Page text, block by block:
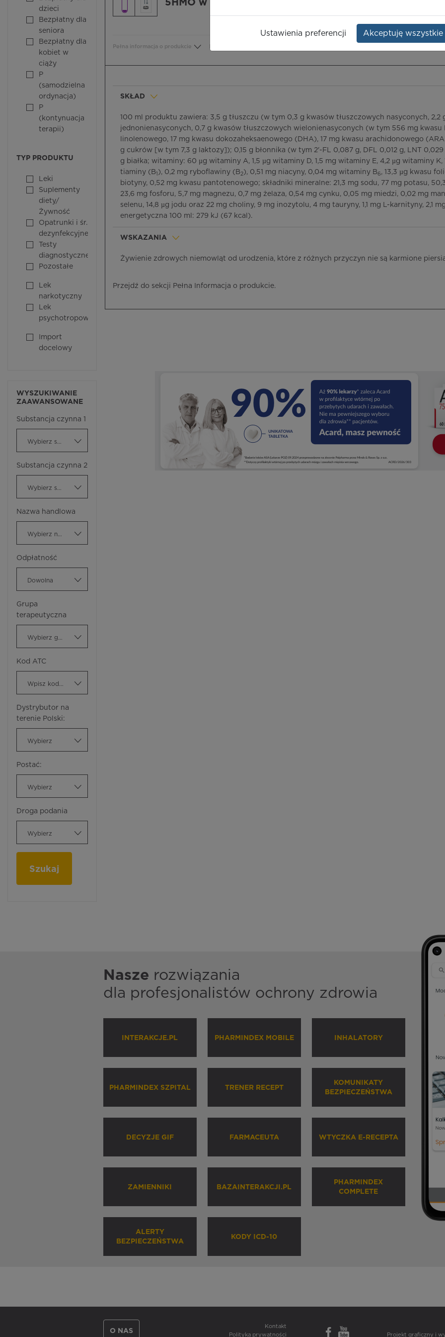
dzieci
Bezpłatny dla
seniora
Bezpłatny dla
kobiet w
ciąży
P
(samodzielna
ordynacja)
P
(kontynuacja
terapii)
TYP PRODUKTU
Leki
Suplementy
diety/
Żywność
Opatrunki i śr.
dezynfekcyjne
Testy
diagnostyczne
Pozostałe
Lek
narkotyczny
Lek
psychotropowy
Import
docelowy
WYSZUKIWANIE
ZAAWANSOWANE
Substancja czynna 1
Substancja czynna 2
Nazwa handlowa
Odpłatność
Dowolna
Grupa
terapeutyczna
Kod ATC
Dystrybutor na
terenie Polski:
Wybierz
Postać:
Wybierz
Droga podania
Wybierz
Szukaj
5HMO w płynie
Pełna informacja o produkcie
SKŁAD
100 ml produktu zawiera: 3,5 g tłuszczu (w tym 0,3 g kwasów tłuszczowych nasyconych, 2,2
jednonienasyconych, 0,7 g kwasów tłuszczowych wielonienasyconych (w tym 556 mg
linolenowego, 17 mg kwasu dokozaheksaenowego (DHA), 17 mg kwasu arachidonowego
g cukrów [w tym 7,3 g laktozy]); 0,15 g błonnika (w tym 2'-FL 0,087 g, DFL 0,012 g, LNT 0,029
g białka; witaminy: 60 µg witaminy A, 1,5 µg witaminy D, 1,5 mg witaminy E, 4,2 µg witaminy
tiaminy (B ), 0,2 mg ryboflawiny (B 2), 0,51 mg niacyny, 0,04 mg witaminy B6 , 13,3 µg kwasu
biotyny, 0,52 mg kwasu pantotenowego; składniki mineralne: 21,3 mg sodu, 77 mg potasu,
23,6 mg fosforu, 5,7 mg magnezu, 0,7 mg żelaza, 0,54 mg cynku, 0,05 mg miedzi, 0,02 mg
selenu, 14,8 µg jodu oraz 22 mg choliny, 9 mg inozytolu, 4 mg tauryny, 1,1 mg L-karnityny, 2,1
energetyczna 100 ml: 279 kJ (67 kcal).
WSKAZANIA
Żywienie zdrowych niemowląt od urodzenia, które z różnych przyczyn nie są karmione
Przejdź do sekcji Pełna Informacja o produkcie.
Nasze rozwiązania
dla profesjonalistów ochrony zdrowia
INTERAKCJE.PL PHARMINDEX MOBILE INHALATORY
PHARMINDEX SZPITAL TRENER RECEPT
KOMUNIKATY
BEZPIECZEŃSTWA
DECYZJE GIF FARMACEUTA WTYCZKA E-RECEPTA
ZAMIENNIKI BAZAINTERAKCJI.PL
PHARMINDEX
COMPLETE
ALERTY
BEZPIECZEŃSTWA
KODY ICD-10
O NAS
Kontakt
Polityka prywatności
Projekt graficzny i
Ustawienia preferencji Akceptuję wszystkie